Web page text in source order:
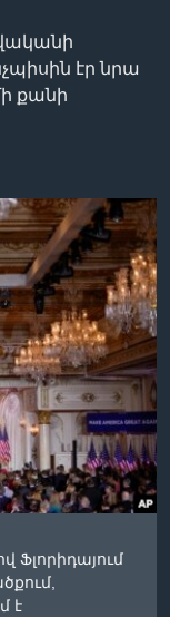
էր նրա
քանի
Ֆլորիդայում
է